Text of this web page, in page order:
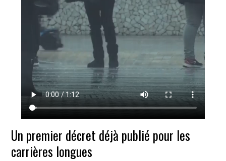
Un premier décret déjà publié pour les
carrières longues